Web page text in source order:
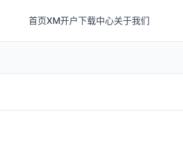
首页XM开户下载中心关于我们